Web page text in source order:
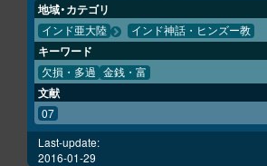
地域・カテゴリ
インド亜大陸 インド神話・ヒンズー教
キーワード
欠損・多過 金銭・富
文献
07
Last-update:
2016-01-29